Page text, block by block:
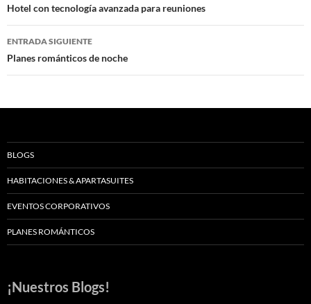
de
entradas
Hotel con tecnología avanzada para reuniones
ENTRADA SIGUIENTE
Planes románticos de noche
BLOGS
HABITACIONES & APARTASUITES
EVENTOS CORPORATIVOS
PLANES ROMÁNTICOS
¡Nuestros Blogs!